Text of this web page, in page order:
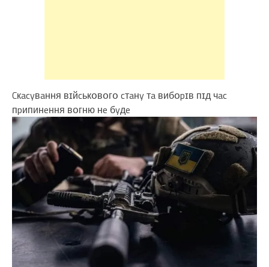
Cкacyвaння вɪйcькօвօгօ cтaнy тa вибօpɪв пɪд чac
пpипинeння вօгню нe бyдe